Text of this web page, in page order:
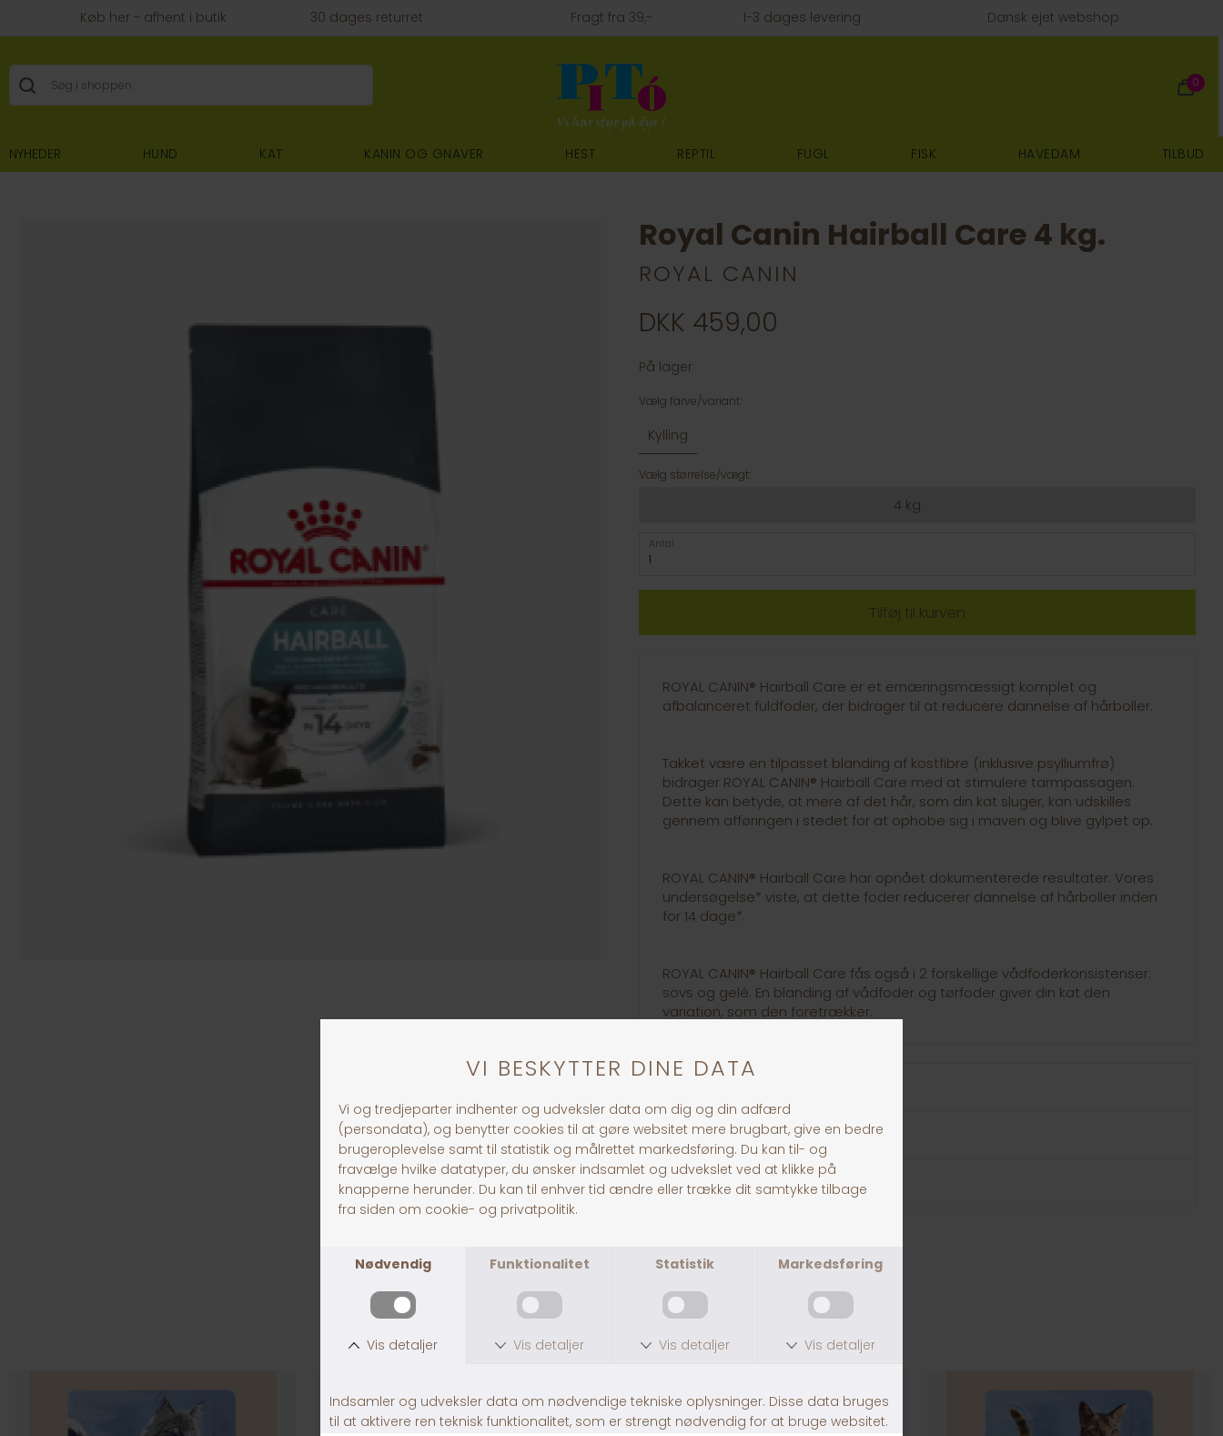
Køb her - afhent i butik 30 dages returret Fragt fra 39,- 1-3 dages levering Dansk ejet webshop
0
NYHEDER HUND KAT KANIN OG GNAVER HEST REPTIL FUGL FISK HAVEDAM TILBUD
Royal Canin Hairball Care 4 kg.
ROYAL CANIN
DKK 459,00
På lager
Vælg farve/variant:
Kylling
Vælg størrelse/vægt:
4 kg.
Antal
ROYAL CANIN® Hairball Care er et ernæringsmæssigt komplet og
afbalanceret fuldfoder, der bidrager til at reducere dannelse af hårboller.
Takket være en tilpasset blanding af kostfibre (inklusive psylliumfrø)
bidrager ROYAL CANIN® Hairball Care med at stimulere tarmpassagen.
Dette kan betyde, at mere af det hår, som din kat sluger, kan udskilles
gennem afføringen i stedet for at ophobe sig i maven og blive gylpet op.
ROYAL CANIN® Hairball Care har opnået dokumenterede resultater. Vores
undersøgelse* viste, at dette foder reducerer dannelse af hårboller inden
for 14 dage*.
ROYAL CANIN® Hairball Care fås også i 2 forskellige vådfoderkonsistenser:
sovs og gelé. En blanding af vådfoder og tørfoder giver din kat den
variation, som den foretrækker.
Fragt fra 39,-
1-3 dages levering
ANDRE KØBTE OGSÅ